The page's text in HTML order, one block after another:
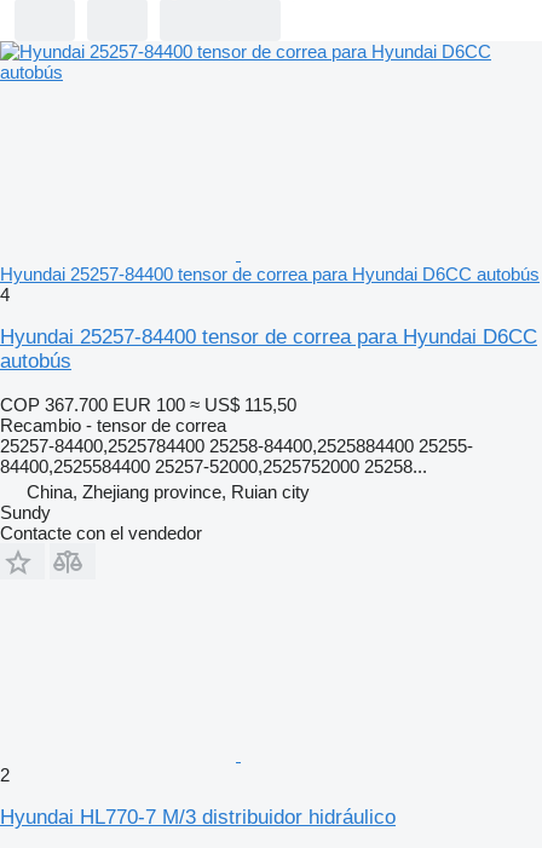
Hyundai 25257-84400 tensor de correa para Hyundai D6CC autobús
4
Hyundai 25257-84400 tensor de correa para Hyundai D6CC
autobús
COP 367.700 EUR 100 ≈ US$ 115,50
Recambio - tensor de correa
25257-84400,2525784400 25258-84400,2525884400 25255-
84400,2525584400 25257-52000,2525752000 25258...
China, Zhejiang province, Ruian city
Sundy
Contacte con el vendedor
2
Hyundai HL770-7 M/3 distribuidor hidráulico